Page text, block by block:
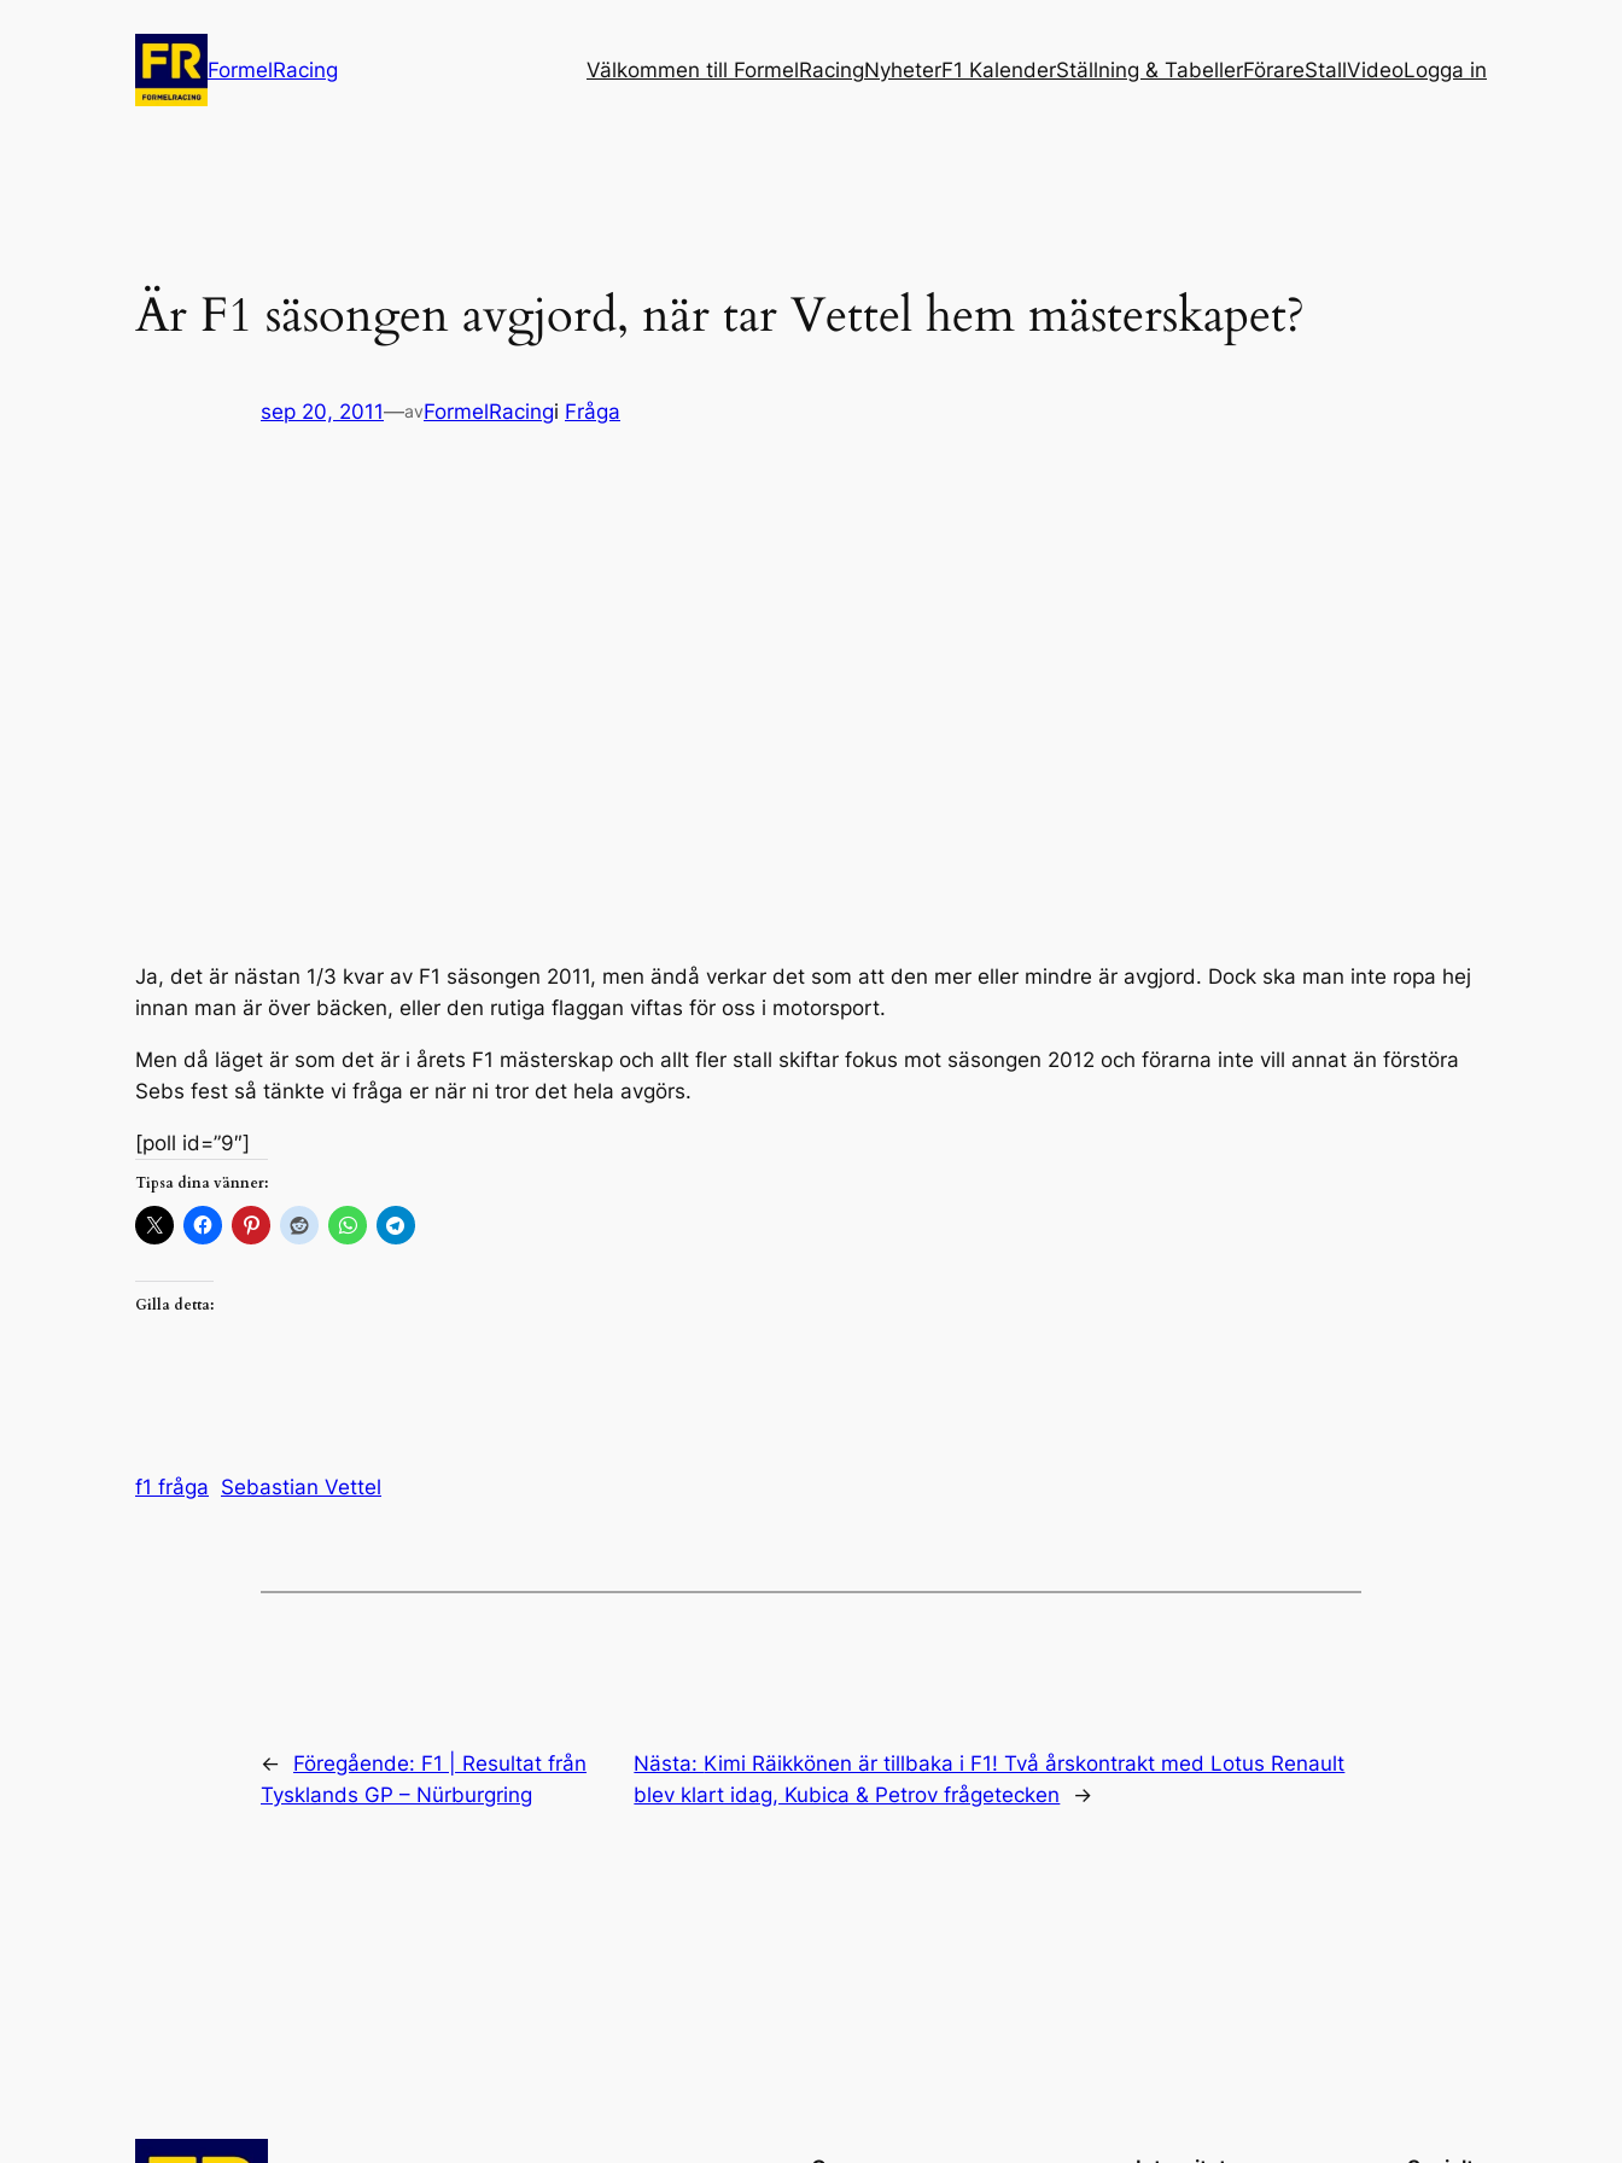
FormelRacing Välkommen till FormelRacingNyheterF1 KalenderStällning & TabellerFörareStallVideoLogga in
Är F1 säsongen avgjord, när tar Vettel hem mästerskapet?
sep 20, 2011—avFormelRacingi Fråga
Ja, det är nästan 1/3 kvar av F1 säsongen 2011, men ändå verkar det som att den mer eller mindre är avgjord. Dock ska man inte ropa hej
innan man är över bäcken, eller den rutiga flaggan viftas för oss i motorsport.
Men då läget är som det är i årets F1 mästerskap och allt fler stall skiftar fokus mot säsongen 2012 och förarna inte vill annat än förstöra
Sebs fest så tänkte vi fråga er när ni tror det hela avgörs.
[poll id=”9″]
Tipsa dina vänner:
Gilla detta:
f1 fråga Sebastian Vettel
← Föregående: F1 | Resultat från
Tysklands GP – Nürburgring
Nästa: Kimi Räikkönen är tillbaka i F1! Två årskontrakt med Lotus Renault
blev klart idag, Kubica & Petrov frågetecken
→